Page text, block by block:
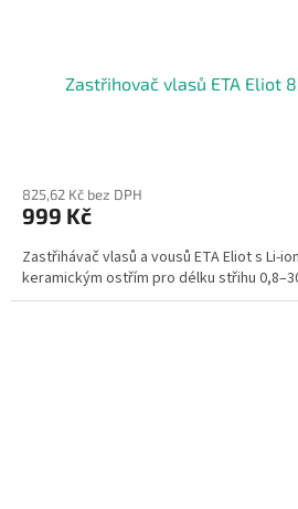
Zastřihovač vlasů ETA Eliot
825,62 Kč bez DPH
999 Kč
Zastřihávač vlasů a vousů ETA Eliot s Li-
keramickým ostřím pro délku střihu